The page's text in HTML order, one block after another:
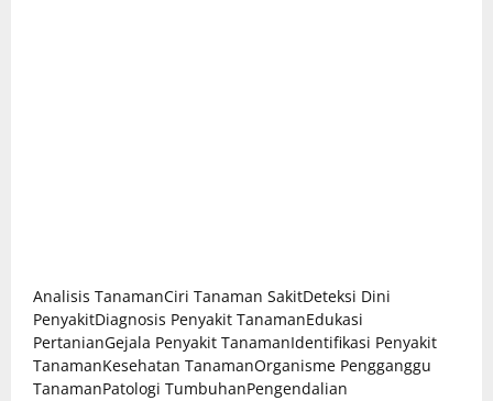
Analisis TanamanCiri Tanaman SakitDeteksi Dini
PenyakitDiagnosis Penyakit TanamanEdukasi
PertanianGejala Penyakit TanamanIdentifikasi Penyakit
TanamanKesehatan TanamanOrganisme Pengganggu
TanamanPatologi TumbuhanPengendalian